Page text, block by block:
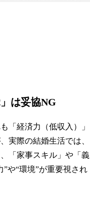
は妥協NG
「経済力（低収入）」
実際の結婚生活では、
「家事スキル」や「義
や“環境”が重要視され